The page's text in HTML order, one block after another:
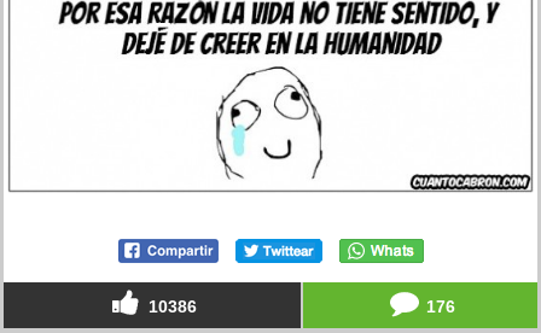
10386 176